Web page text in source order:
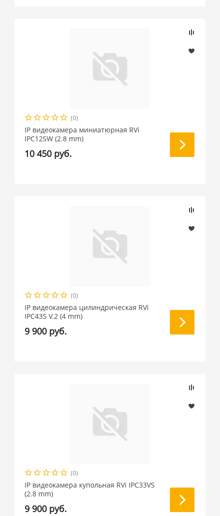
(0)
IP видеокамера миниатюрная RVi
IPC12SW (2.8 mm)
10 450 руб.
(0)
IP видеокамера цилиндрическая RVi
IPC43S V.2 (4 mm)
9 900 руб.
(0)
IP видеокамера купольная RVi IPC33VS
(2.8 mm)
9 900 руб.